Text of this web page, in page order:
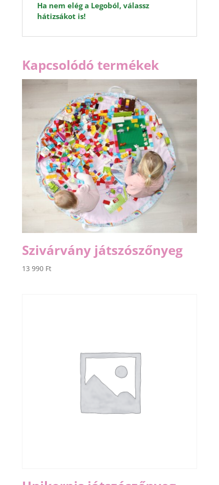
Ha nem elég a Legoból, válassz
hátizsákot is!
Kapcsolódó termékek
Szivárvány játszószőnyeg
13 990 Ft